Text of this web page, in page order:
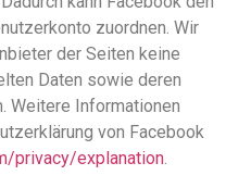
zuordnen. Wir
der Seiten keine
Daten sowie deren
Weitere Informationen
von Facebook
privacy/explanation.